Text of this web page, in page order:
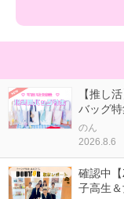
【推し
バッグ
のん
2026.8.6
確認中
子高生＆